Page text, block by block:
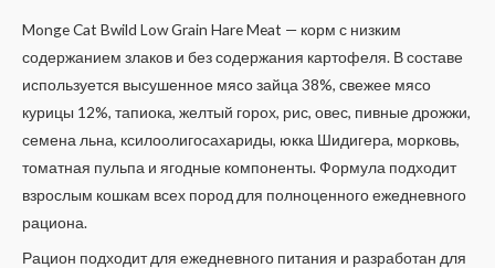
Monge Cat Bwild Low Grain Hare Meat — корм с низким
содержанием злаков и без содержания картофеля. В составе
используется высушенное мясо зайца 38%, свежее мясо
курицы 12%, тапиока, желтый горох, рис, овес, пивные дрожжи,
семена льна, ксилоолигосахариды, юкка Шидигера, морковь,
томатная пульпа и ягодные компоненты. Формула подходит
взрослым кошкам всех пород для полноценного ежедневного
рациона.
Рацион подходит для ежедневного питания и разработан для